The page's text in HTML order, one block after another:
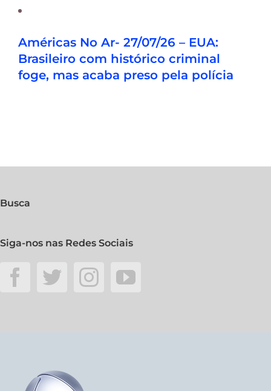
Américas No Ar- 27/07/26 – EUA:
Brasileiro com histórico criminal
foge, mas acaba preso pela polícia
Busca
Siga-nos nas Redes Sociais